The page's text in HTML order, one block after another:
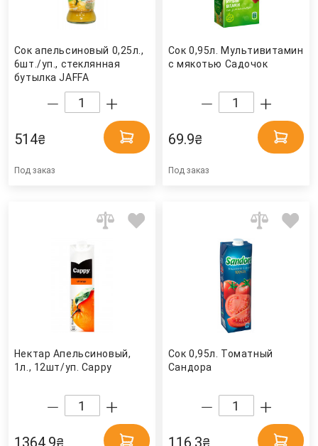
Сок апельсиновый 0,25л.,
6шт./уп., стеклянная
бутылка JAFFA
514₴
Под заказ
Сок 0,95л. Мультивитамин
с мякотью Садочок
69.9₴
Под заказ
Нектар Апельсиновый,
1л., 12шт/уп. Cappy
1364.9₴
Сок 0,95л. Томатный
Сандора
116.3₴